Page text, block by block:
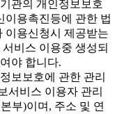
관의 개인정보보호
이용촉진등에 관한 법
이용신청시 제공받는
비스 이용중 생성되
야 합니다.
보보호에 관한 관리
서비스 이용자 관리
부)이며, 주소 및 연